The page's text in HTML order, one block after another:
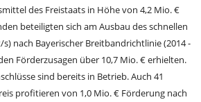
des Freistaats in Höhe von 4,2 Mio.
beteiligten sich am Ausbau des schnellen
nach Bayerischer Breitbandrichtlinie (2014 -
Förderzusagen über 10,7 Mio. € erhielten.
sind bereits in Betrieb. Auch 41
profitieren von 1,0 Mio. € Förderung nach